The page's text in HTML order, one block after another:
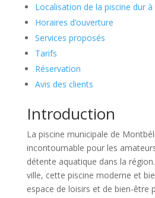
Localisation de la piscine dur
Horaires d’ouverture
Services proposés
Tarifs
Réservation
Avis des clients
Introduction
La piscine municipale de
incontournable pour les
détente aquatique dans la
ville, cette piscine moderne et
espace de loisirs et de bien-être